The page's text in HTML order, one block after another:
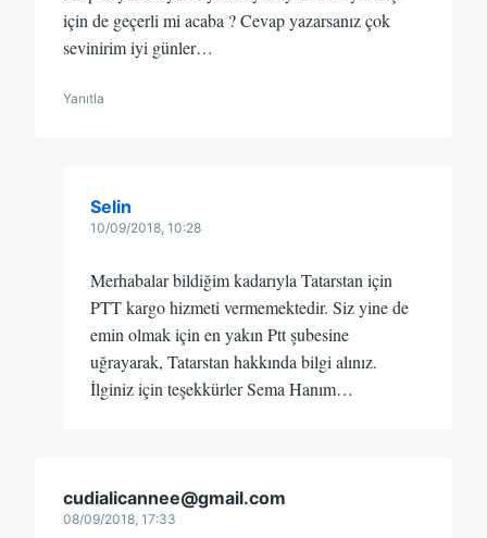
için de geçerli mi acaba ? Cevap yazarsanız çok
sevinirim iyi günler…
Yanıtla
Selin
10/09/2018, 10:28
Merhabalar bildiğim kadarıyla Tatarstan için
PTT kargo hizmeti vermemektedir. Siz yine de
emin olmak için en yakın Ptt şubesine
uğrayarak, Tatarstan hakkında bilgi alınız.
İlginiz için teşekkürler Sema Hanım…
cudialicannee@gmail.com
08/09/2018, 17:33